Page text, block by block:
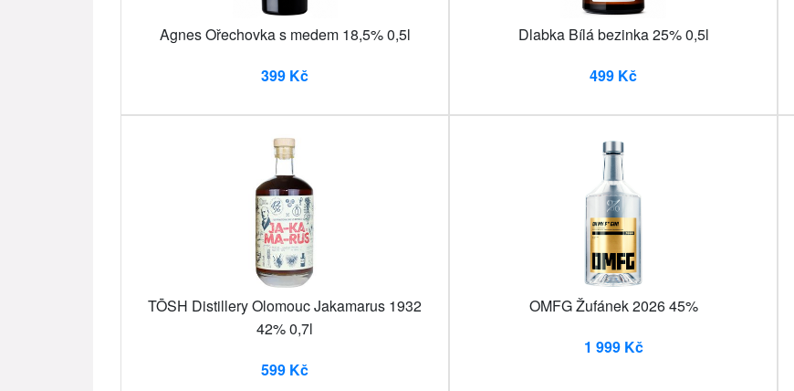
Agnes Ořechovka s medem 18,5% 0,5l
399 Kč
Dlabka Bílá bezinka 25% 0,5l
499 Kč
TŌSH Distillery Olomouc Jakamarus 1932
42% 0,7l
599 Kč
OMFG Žufánek 2026 45%
1 999 Kč